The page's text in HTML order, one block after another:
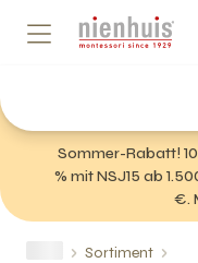
Sommer-Rabatt!
% mit NSJ15 ab
€.
Sortiment